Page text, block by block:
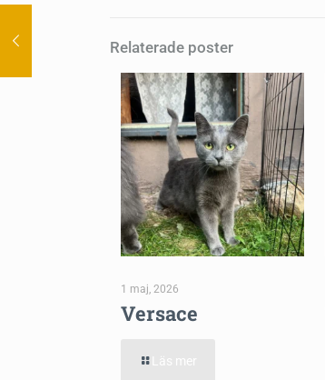
Relaterade poster
1 maj, 2026
Versace
Läs mer